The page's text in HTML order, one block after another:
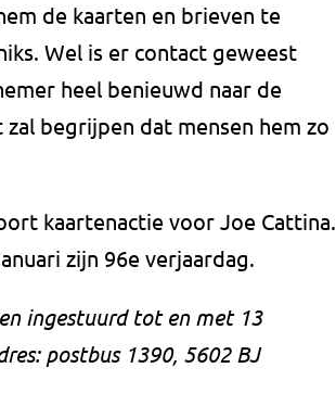
de kaarten en brieven te
Wel is er contact geweest
heel benieuwd naar de
begrijpen dat mensen hem zo
kaartenactie voor Joe Cattina.
zijn 96e verjaardag.
ingestuurd tot en met 13
postbus 1390, 5602 BJ